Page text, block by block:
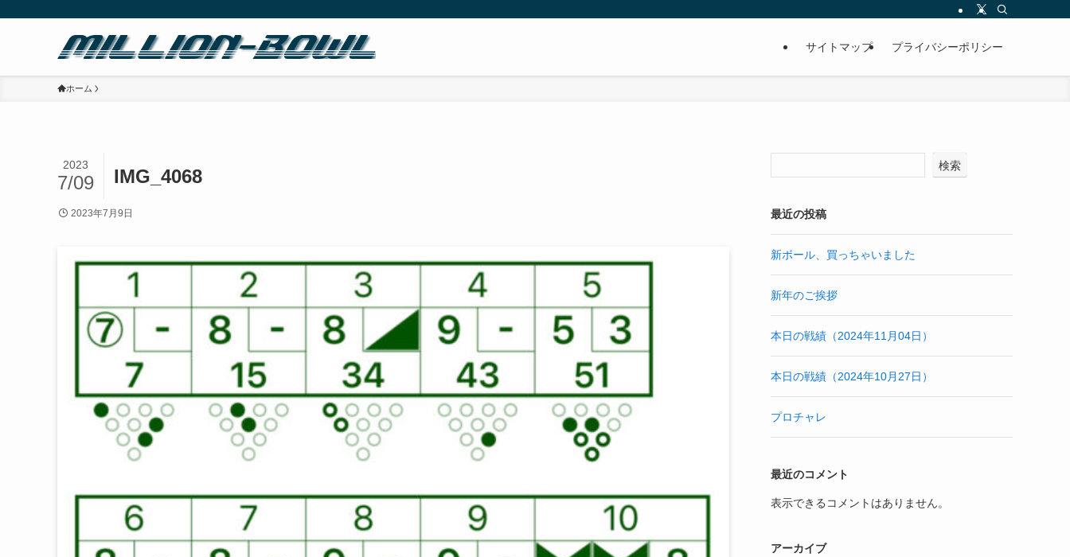
サイトマップ プライバシーポリシー
ホーム
IMG_4068
2023
7/09
2023年7月9日
検索
最近の投稿
新ボール、買っちゃいました
新年のご挨拶
本日の戦績（2024年11月04日）
本日の戦績（2024年10月27日）
プロチャレ
最近のコメント
表示できるコメントはありません。
アーカイブ